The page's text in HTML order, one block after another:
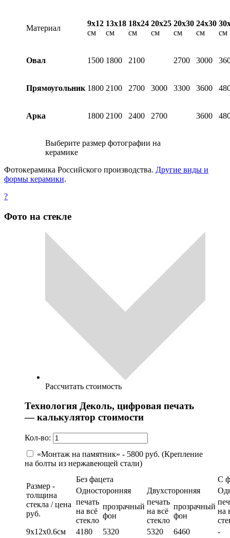
Материал
9х12
см
13х18
см
18х24
см
20х25
см
20х30
см
24х30
см
см
Овал 1500 1800 2100 2700 3000
Прямоугольник 1800 2100 2700 3000 3300 3600
Арка 1800 2100 2400 2700 3600
Выберите размер фотографии на
керамике
Фотокерамика Российского производства. Другие виды и
формы керамики.
?
Фото на стекле
Рассчитать стоимость
Технология Деколь, цифровая печать
— калькулятор стоимости
Кол-во:
«Монтаж на памятник» - 5800 руб. (Крепление
на болты из нержавеющей стали)
Размер -
толщина
стекла / цена
руб.
Без фацета
С
Односторонняя
Двухсторонняя
печать
на всё
стекло
прозрачный
фон
печать
на всё
стекло
прозрачный
фон
на
9х12х0.6см
4180 5320 5320 6460
-